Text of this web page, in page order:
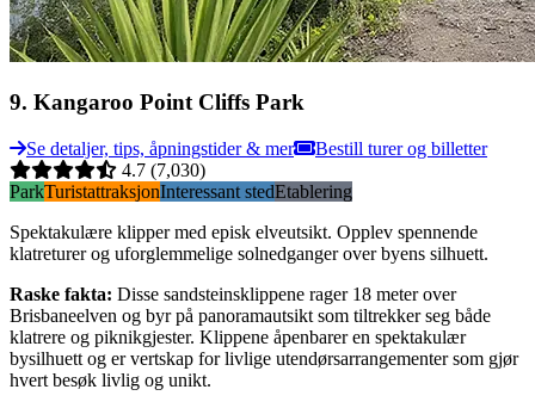
9. Kangaroo Point Cliffs Park
Se detaljer, tips, åpningstider & mer
Bestill turer og billetter
4.7 (7,030)
ParkTuristattraksjonInteressant stedEtablering
Spektakulære klipper med episk elveutsikt. Opplev spennende
klatreturer og uforglemmelige solnedganger over byens silhuett.
Raske fakta: Disse sandsteinsklippene rager 18 meter over
Brisbaneelven og byr på panoramautsikt som tiltrekker seg både
klatrere og piknikgjester. Klippene åpenbarer en spektakulær
bysilhuett og er vertskap for livlige utendørsarrangementer som gjør
hvert besøk livlig og unikt.